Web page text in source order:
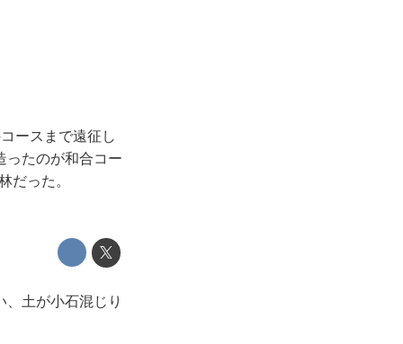
ースまで遠征し
ったのが和合コー
だった。
土が小石混じり